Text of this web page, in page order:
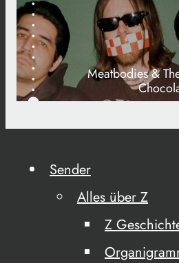
Meatbodies &
Sender
Alles über Z
Z